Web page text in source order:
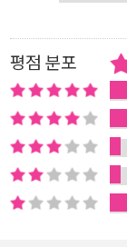
는 데 쓰이는 지식
해하지만 다른 누
하는 것도 아닙니
과학은 우리가 세
학은 시간을 꿰뚫
노력의 힘도 과학
나먼 천체가 지금
를 정확히 예측할
의 베스트셀러
이 청소년에게 권
네이버・교보문
을 말하다｣ 선정
이론물리센터 선
선중 ‘우수 학술 도서’ 등 다양한 기관, 다양한 사람
최고의 과학 책이
되지 않는 과학적
평점 분포